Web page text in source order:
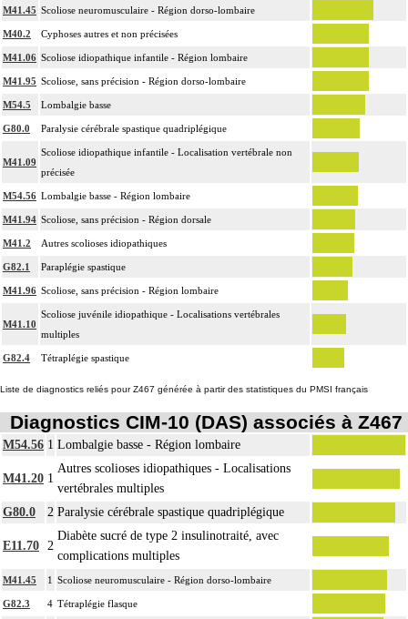
M41.45 Scoliose neuromusculaire - Région dorso-lombaire
M40.2 Cyphoses autres et non précisées
M41.06 Scoliose idiopathique infantile - Région lombaire
M41.95 Scoliose, sans précision - Région dorso-lombaire
M54.5 Lombalgie basse
G80.0 Paralysie cérébrale spastique quadriplégique
M41.09
Scoliose idiopathique infantile - Localisation vertébrale non
précisée
M54.56 Lombalgie basse - Région lombaire
M41.94 Scoliose, sans précision - Région dorsale
M41.2 Autres scolioses idiopathiques
G82.1 Paraplégie spastique
M41.96 Scoliose, sans précision - Région lombaire
M41.10
Scoliose juvénile idiopathique - Localisations vertébrales
multiples
G82.4 Tétraplégie spastique
Liste de diagnostics reliés pour Z467 générée à partir des statistiques du PMSI français
Diagnostics CIM-10 (DAS) associés à Z467
M54.56 1 Lombalgie basse - Région lombaire
M41.20 1
Autres scolioses idiopathiques - Localisations
vertébrales multiples
G80.0
2 Paralysie cérébrale spastique quadriplégique
E11.70 2
Diabète sucré de type 2 insulinotraité, avec
complications multiples
M41.45 1 Scoliose neuromusculaire - Région dorso-lombaire
G82.3 4 Tétraplégie flasque